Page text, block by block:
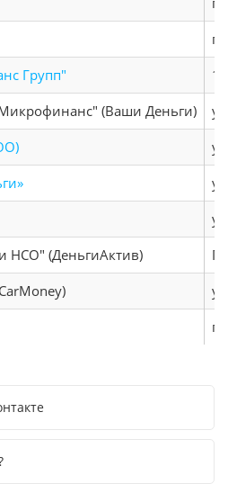
г.
Групп"
(Ваши Деньги)
НСО" (ДеньгиАктив)
г.